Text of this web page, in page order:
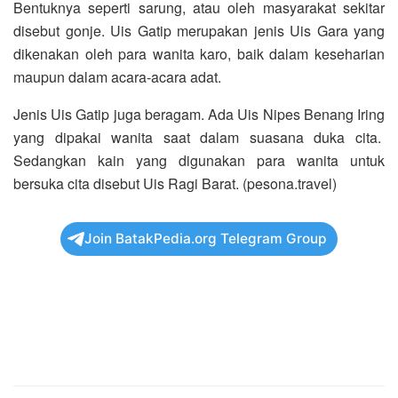
Bentuknya seperti sarung, atau oleh masyarakat sekitar
disebut gonje. Uis Gatip merupakan jenis Uis Gara yang
dikenakan oleh para wanita karo, baik dalam keseharian
maupun dalam acara-acara adat.
Jenis Uis Gatip juga beragam. Ada Uis Nipes Benang Iring
yang dipakai wanita saat dalam suasana duka cita.
Sedangkan kain yang digunakan para wanita untuk
bersuka cita disebut Uis Ragi Barat. (pesona.travel)
Join BatakPedia.org Telegram Group